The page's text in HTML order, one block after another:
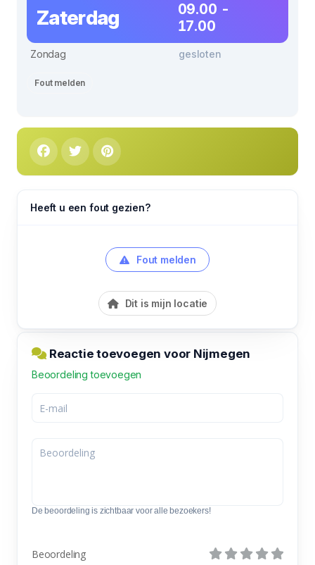
Zaterdag
09.00 -
17.00
Zondag gesloten
Fout melden
Heeft u een fout gezien?
Fout melden
Dit is mijn locatie
Reactie toevoegen voor Nijmegen
Beoordeling toevoegen
De beoordeling is zichtbaar voor alle bezoekers!
Beoordeling